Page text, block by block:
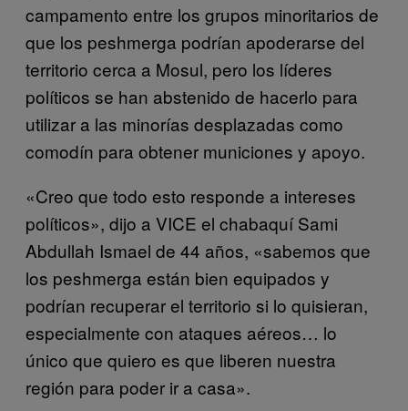
campamento entre los grupos minoritarios de
que los peshmerga podrían apoderarse del
territorio cerca a Mosul, pero los líderes
políticos se han abstenido de hacerlo para
utilizar a las minorías desplazadas como
comodín para obtener municiones y apoyo.
«Creo que todo esto responde a intereses
políticos», dijo a VICE el chabaquí Sami
Abdullah Ismael de 44 años, «sabemos que
los peshmerga están bien equipados y
podrían recuperar el territorio si lo quisieran,
especialmente con ataques aéreos… lo
único que quiero es que liberen nuestra
región para poder ir a casa».